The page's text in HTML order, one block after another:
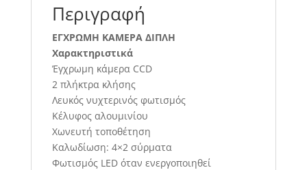
Περιγραφή
ΕΓΧΡΩΜΗ ΚΑΜΕΡΑ ΔΙΠΛΗ
Χαρακτηριστικά
Έγχρωμη κάμερα CCD
2 πλήκτρα κλήσης
Λευκός νυχτερινός φωτισμός
Κέλυφος αλουμινίου
Χωνευτή τοποθέτηση
Καλωδίωση: 4×2 σύρματα
Φωτισμός LED όταν ενεργοποιηθεί